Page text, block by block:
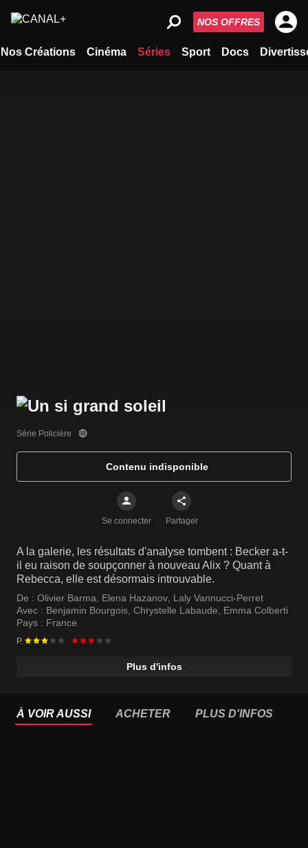
Nos Créations Cinéma Séries Sport Docs
NOS OFFRES
Série Policière
Contenu indisponible
Se connecter Partager
A la galerie, les résultats d'analyse tombent : Becker a-t-
il eu raison de soupçonner à nouveau Alix ? Quant à
Rebecca, elle est désormais introuvable.
De : Olivier Barma, Elena Hazanov, Laly Vannucci-Perret
Avec : Benjamin Bourgois, Chrystelle Labaude, Emma Colberti
Pays : France
P.
Plus d'infos
À VOIR AUSSI ACHETER PLUS D'INFOS